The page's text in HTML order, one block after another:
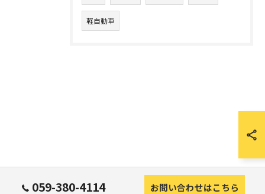
軽自動車
059-380-4114 お問い合わせはこちら